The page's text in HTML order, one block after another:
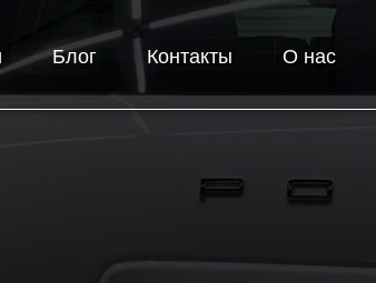
Блог Контакты О нас